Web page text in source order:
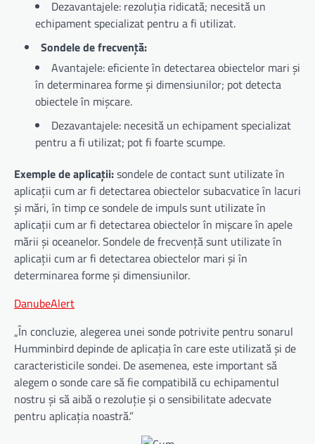
Dezavantajele: rezoluția ridicată; necesită un
echipament specializat pentru a fi utilizat.
Sondele de frecvență:
Avantajele: eficiente în detectarea obiectelor mari și
în determinarea forme și dimensiunilor; pot detecta
obiectele în mișcare.
Dezavantajele: necesită un echipament specializat
pentru a fi utilizat; pot fi foarte scumpe.
Exemple de aplicații:sondele de contact sunt utilizate în
aplicații cum ar fi detectarea obiectelor subacvatice în lacuri
și mări, în timp ce sondele de impuls sunt utilizate în
aplicații cum ar fi detectarea obiectelor în mișcare în apele
mării și oceanelor. Sondele de frecvență sunt utilizate în
aplicații cum ar fi detectarea obiectelor mari și în
determinarea forme și dimensiunilor.
DanubeAlert
„În concluzie, alegerea unei sonde potrivite pentru sonarul
Humminbird depinde de aplicația în care este utilizată și de
caracteristicile sondei. De asemenea, este important să
alegem o sonde care să fie compatibilă cu echipamentul
nostru și să aibă o rezoluție și o sensibilitate adecvate
pentru aplicația noastră.”